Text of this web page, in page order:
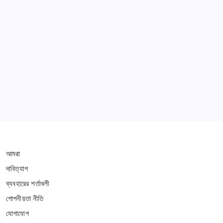
আমরা
দাবিত্যাগ
ব্যবহারের শর্তাবলী
গোপনীয়তা নীতি
যোগাযোগ